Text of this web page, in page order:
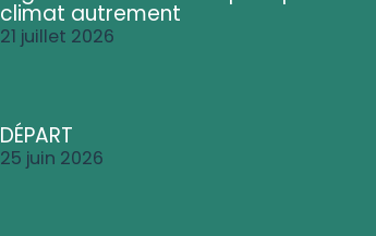
climat autrement
21 juillet 2026
DÉPART
25 juin 2026